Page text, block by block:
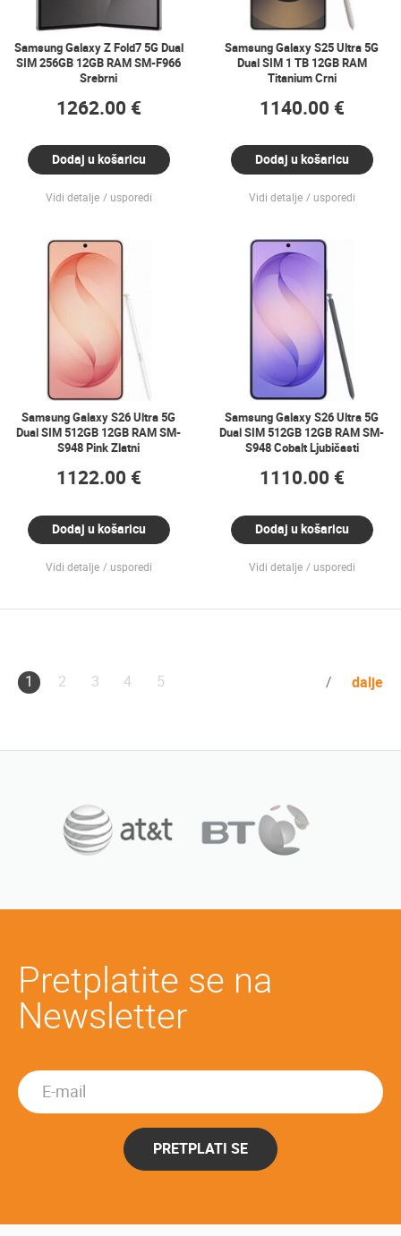
Samsung Galaxy Z Fold7 5G Dual
SIM 256GB 12GB RAM SM-F966
Srebrni
1262.00 €
Dodaj u košaricu
Vidi detalje usporedi
Samsung Galaxy S25 Ultra 5G
Dual SIM 1 TB 12GB RAM
Titanium Crni
1140.00 €
Dodaj u košaricu
Vidi detalje usporedi
Samsung Galaxy S26 Ultra 5G
Dual SIM 512GB 12GB RAM SM-
S948 Pink Zlatni
1122.00 €
Dodaj u košaricu
Vidi detalje usporedi
Samsung Galaxy S26 Ultra 5G
Dual SIM 512GB 12GB RAM SM-
S948 Cobalt Ljubičasti
1110.00 €
Dodaj u košaricu
Vidi detalje usporedi
1 2 3 4 5 dalje
Pretplatite se na
Newsletter
PRETPLATI SE